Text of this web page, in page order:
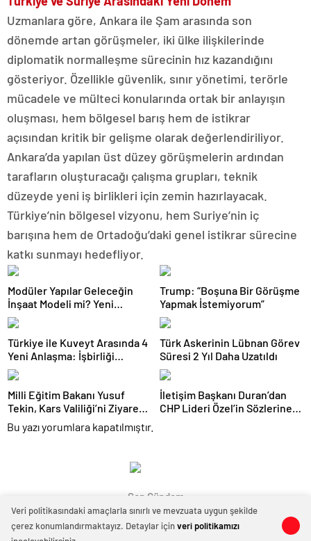
0 0
Uzmanlara göre, Ankara ile Şam arasında son
dönemde artan görüşmeler, iki ülke ilişkilerinde
diplomatik normalleşme sürecinin hız kazandığını
gösteriyor. Özellikle güvenlik, sınır yönetimi, terörle
mücadele ve mülteci konularında ortak bir anlayışın
oluşması, hem bölgesel barış hem de istikrar
açısından kritik bir gelişme olarak değerlendiriliyor.
Ankara’da yapılan üst düzey görüşmelerin ardından
tarafların oluşturacağı çalışma grupları, teknik
düzeyde yeni iş birlikleri için zemin hazırlayacak.
Türkiye’nin bölgesel vizyonu, hem Suriye’nin iç
barışına hem de Ortadoğu’daki genel istikrar sürecine
katkı sunmayı hedefliyor.
Modüler Yapılar Geleceğin
İnşaat Modeli mi? Yeni
Trendler ve Teknolojiler
Trump: “Boşuna Bir Görüşme
Yapmak İstemiyorum”
Türkiye ile Kuveyt Arasında 4
Yeni Anlaşma: İşbirliği
Güçleniyor
Türk Askerinin Lübnan Görev
Süresi 2 Yıl Daha Uzatıldı
Milli Eğitim Bakanı Yusuf
Tekin, Kars Valiliği’ni Ziyaret
Etti
İletişim Başkanı Duran’dan
CHP Lideri Özel’in Sözlerine
Bu yazı yorumlara kapatılmıştır.
Son Gündem
Veri politikasındaki amaçlarla sınırlı ve mevzuata uygun şekilde
çerez konumlandırmaktayız. Detaylar içinveri politikamızı